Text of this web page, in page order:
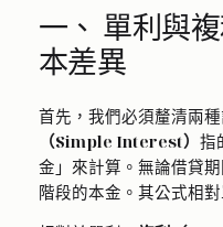
一、 單利與
本差異
首先，我們必須釐清兩
（Simple Interest） 指
金」來計算。無論借貸
階段的本金。其公式相